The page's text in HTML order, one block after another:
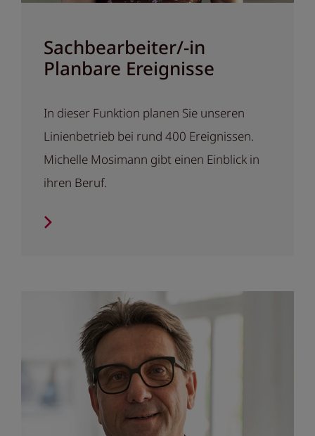
Sachbearbeiter/-in
Planbare Ereignisse
In dieser Funktion planen Sie unseren
Linienbetrieb bei rund 400 Ereignissen.
Michelle Mosimann gibt einen Einblick in
ihren Beruf.